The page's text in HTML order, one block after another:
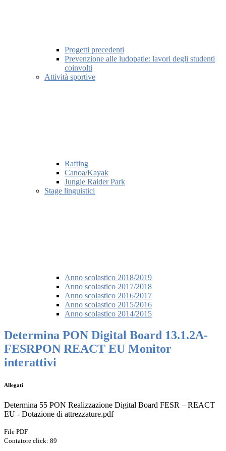
Progetti precedenti
Prevenzione alle ludopatie: lavori degli studenti
coinvolti
Attività sportive
Rafting
Canoa/Kayak
Jungle Raider Park
Stage linguistici
Anno scolastico 2018/2019
Anno scolastico 2017/2018
Anno scolastico 2016/2017
Anno scolastico 2015/2016
Anno scolastico 2014/2015
Determina PON Digital Board 13.1.2A-
FESRPON REACT EU Monitor
interattivi
Allegati
Determina 55 PON Realizzazione Digital Board FESR – REACT
EU - Dotazione di attrezzature.pdf
File PDF
Contatore click: 89